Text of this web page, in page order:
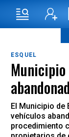
ESQUEL
El Municipio de
vehículos
procedimiento